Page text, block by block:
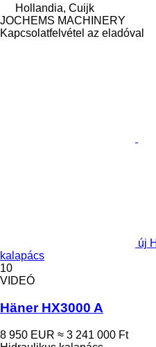
Hollandia, Cuijk
JOCHEMS MACHINERY
Kapcsolatfelvétel az eladóval
új
kalapács
10
VIDEÓ
Häner HX3000 A
8 950 EUR ≈ 3 241 000 Ft